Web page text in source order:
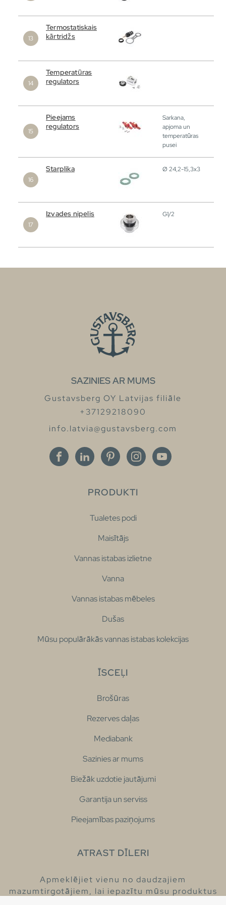
Termostatiskais
kārtridžs
Temperatūras
regulators
Pieejams
regulators
Sarkana,
apjoma un
temperatūras
pusei
Starplika Ø 24,2-15,3x3
Izvades nipelis G1/2
SAZINIES AR MUMS
Gustavsberg OY Latvijas filiāle
+37129218090
info.latvia@gustavsberg.com
PRODUKTI
Tualetes podi
Maisītājs
Vannas istabas izlietne
Vanna
Vannas istabas mēbeles
Dušas
Mūsu populārākās vannas istabas kolekcijas
ĪSCEĻI
Brošūras
Rezerves daļas
Mediabank
Sazinies ar mums
Biežāk uzdotie jautājumi
Garantija un serviss
Pieejamības paziņojums
ATRAST DĪLERI
Apmeklējiet vienu no daudzajiem
mazumtirgotājiem, lai iepazītu mūsu produktus